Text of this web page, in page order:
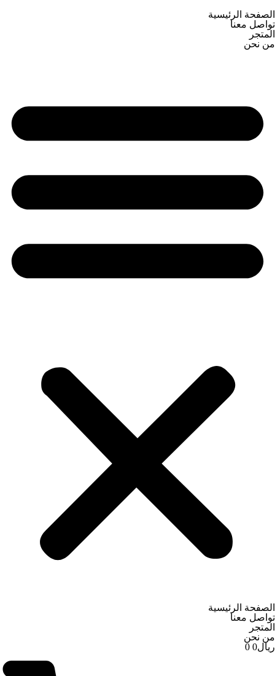
الصفحة الرئيسية
تواصل معنا
المتجر
من نحن
الصفحة الرئيسية
تواصل معنا
المتجر
من نحن
ریال0
0